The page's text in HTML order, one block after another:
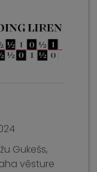
Gukešs,
vēsture